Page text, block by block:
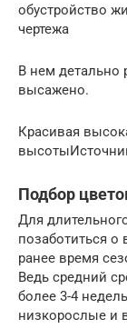
обустройство
чертежа
В нем детально
высажено.
Красивая
Подбор
Для
позаботиться о
ранее время
Ведь средний
более 3-4
низкорослые и